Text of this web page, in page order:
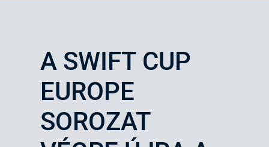
A SWIFT CUP
EUROPE
SOROZAT